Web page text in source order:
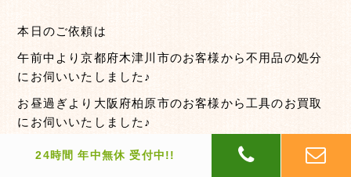
24時間 年中無休 受付中!!
本日のご依頼は
午前中より京都府木津川市のお客様から不用品の処分
にお伺いいたしました♪
お昼過ぎより大阪府柏原市のお客様から工具のお買取
にお伺いいたしました♪
夕方からは京都府綴喜郡井手町へお片付けのお見積も